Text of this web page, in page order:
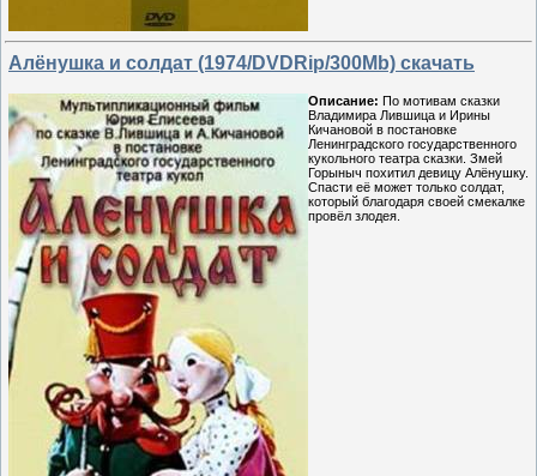
Алёнушка и солдат (1974/DVDRip/300Mb) скачать
Описание: По мотивам сказки
Владимира Лившица и Ирины
Кичановой в постановке
Ленинградского государственного
кукольного театра сказки. Змей
Горыныч похитил девицу Алёнушку.
Спасти её может только солдат,
который благодаря своей смекалке
провёл злодея.